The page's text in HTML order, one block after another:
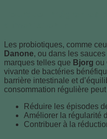
Les probiotiques, comme
Danone, ou dans les
marques telles que Bjorg ou
vivante de bactéries
barrière intestinale et
consommation régulière peut
Réduire les épisodes
Améliorer la régularité
Contribuer à la